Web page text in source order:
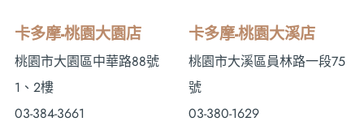
卡多摩-桃園大園店
桃園市大園區中華路88號
1、2樓
03-384-3661
卡多摩-桃園大溪店
桃園市大溪區員林路一段75
號
03-380-1629